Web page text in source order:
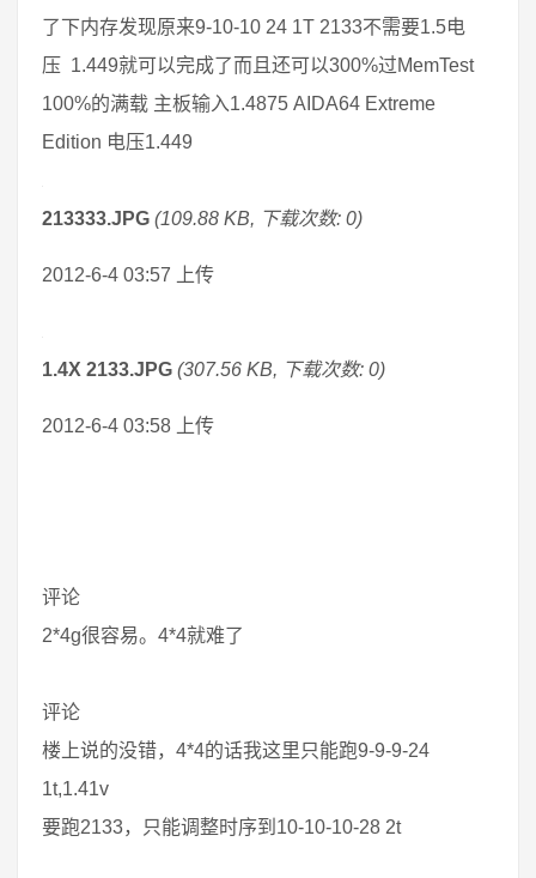
了下内存发现原来9-10-10 24 1T 2133不需要1.5电
压 1.449就可以完成了而且还可以300%过MemTest
100%的满载 主板输入1.4875 AIDA64 Extreme
Edition 电压1.449
213333.JPG (109.88 KB, 下载次数: 0)
2012-6-4 03:57 上传
1.4X 2133.JPG (307.56 KB, 下载次数: 0)
2012-6-4 03:58 上传
评论
2*4g很容易。4*4就难了
评论
楼上说的没错，4*4的话我这里只能跑9-9-9-24
1t,1.41v
要跑2133，只能调整时序到10-10-10-28 2t